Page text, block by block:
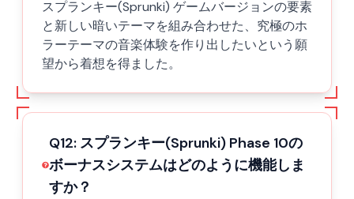
スプランキー(Sprunki) ゲームバージョンの要素
と新しい暗いテーマを組み合わせた、究極のホ
ラーテーマの音楽体験を作り出したいという願
望から着想を得ました。
Q12: スプランキー(Sprunki) Phase 10の
ボーナスシステムはどのように機能しま
すか？